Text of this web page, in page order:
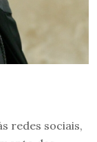
redes sociais,